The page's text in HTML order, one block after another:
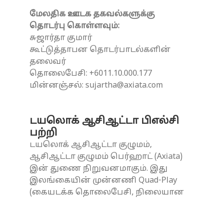
மேலதிக ஊடக தகவல்களுக்கு
தொடர்பு கொள்ளவும்:
சுஜார்தா குமார்
கூட்டுத்தாபன தொடர்பாடல்களின்
தலைவர்
தொலைபேசி: +6011.10.000.177
மின்னஞ்சல்: sujartha@axiata.com
டயலொக் ஆசிஆட்டா பிஎல்சி
பற்றி
டயலொக் ஆசிஆட்டா குழுமம்,
ஆசிஆட்டா குழுமம் பெர்ஹாட் (Axiata)
இன் துணை நிறுவனமாகும். இது
இலங்கையின் முன்னணி Quad-Play
(கையடக்க தொலைபேசி, நிலையான